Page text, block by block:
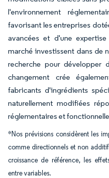
l'environnement
favorisant les entreprises
avancées et d'une
marché investissent dans de
recherche pour développer
changement crée
fabricants d'ingrédients
naturellement modifiées
réglementaires et
*Nos prévisions considèrent les
comme directionnels et non
croissance de référence, les
entre variables.